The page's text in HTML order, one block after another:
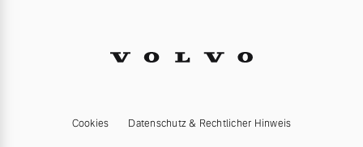
Cookies Datenschutz & Rechtlicher Hinweis